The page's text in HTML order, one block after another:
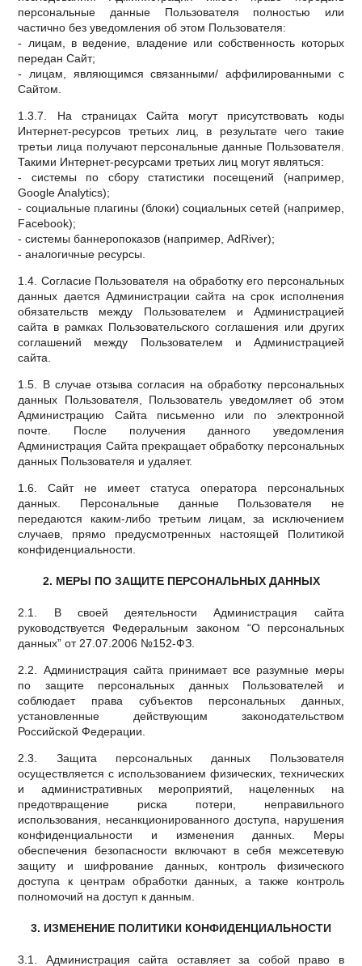
персональные данные Пользователя полностью или
частично без уведомления об этом Пользователя:
- лицам, в ведение, владение или собственность которых
передан Сайт;
- лицам, являющимся связанными/ аффилированными с
Сайтом.
1.3.7. На страницах Сайта могут присутствовать коды
Интернет-ресурсов третьих лиц, в результате чего такие
третьи лица получают персональные данные Пользователя.
Такими Интернет-ресурсами третьих лиц могут являться:
- системы по сбору статистики посещений (например,
Google Analytics);
- социальные плагины (блоки) социальных сетей (например,
Facebook);
- системы баннеропоказов (например, AdRiver);
- аналогичные ресурсы.
1.4. Согласие Пользователя на обработку его персональных
данных дается Администрации сайта на срок исполнения
обязательств между Пользователем и Администрацией
сайта в рамках Пользовательского соглашения или других
соглашений между Пользователем и Администрацией
сайта.
1.5. В случае отзыва согласия на обработку персональных
данных Пользователя, Пользователь уведомляет об этом
Администрацию Сайта письменно или по электронной
почте. После получения данного уведомления
Администрация Сайта прекращает обработку персональных
данных Пользователя и удаляет.
1.6. Сайт не имеет статуса оператора персональных
данных. Персональные данные Пользователя не
передаются каким-либо третьим лицам, за исключением
случаев, прямо предусмотренных настоящей Политикой
конфиденциальности.
2. МЕРЫ ПО ЗАЩИТЕ ПЕРСОНАЛЬНЫХ ДАННЫХ
2.1. В своей деятельности Администрация сайта
руководствуется Федеральным законом “О персональных
данных” от 27.07.2006 №152-ФЗ.
2.2. Администрация сайта принимает все разумные меры
по защите персональных данных Пользователей и
соблюдает права субъектов персональных данных,
установленные действующим законодательством
Российской Федерации.
2.3. Защита персональных данных Пользователя
осуществляется с использованием физических, технических
и административных мероприятий, нацеленных на
предотвращение риска потери, неправильного
использования, несанкционированного доступа, нарушения
конфиденциальности и изменения данных. Меры
обеспечения безопасности включают в себя межсетевую
защиту и шифрование данных, контроль физического
доступа к центрам обработки данных, а также контроль
полномочий на доступ к данным.
3. ИЗМЕНЕНИЕ ПОЛИТИКИ КОНФИДЕНЦИАЛЬНОСТИ
3.1. Администрация сайта оставляет за собой право в